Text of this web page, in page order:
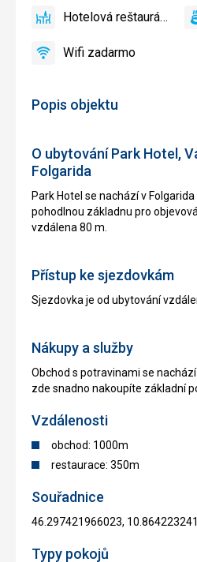
Popis objektu
O ubytování Park Hotel,
Folgarida
Park Hotel se nachází v
pohodlnou základnu pro
vzdálena 80 m.
Přístup ke sjezdovkám
Sjezdovka je od ubytování
Nákupy a služby
Obchod s potravinami se
zde snadno nakoupíte základní
Vzdálenosti
obchod: 1000m
restaurace: 350m
Souřadnice
46.297421966023,
Typy pokojů
Detský
HotelováHotelová reštaurácia
áno
Wifi
Wifi zadarmo
áno